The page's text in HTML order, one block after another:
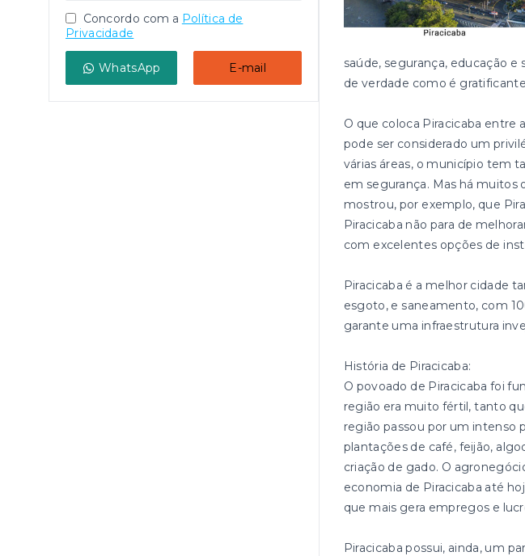
saúde, segurança, educação
de verdade como é
O que coloca Piracicaba entre
pode ser considerado um
várias áreas, o município tem
em segurança. Mas há
mostrou, por exemplo, que
Piracicaba não para de
com excelentes opções de
Piracicaba é a melhor cidade
esgoto, e saneamento, com
garante uma infraestrutura
História de Piracicaba:
O povoado de Piracicaba foi
região era muito fértil, tanto
região passou por um intenso
plantações de café, feijão,
criação de gado. O
economia de Piracicaba até
que mais gera empregos e
Piracicaba possui, ainda, um
Concordo com a Política de
Privacidade
WhatsApp E-mail